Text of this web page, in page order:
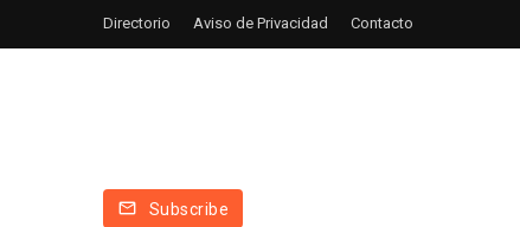
Directorio Aviso de Privacidad Contacto
Subscribe